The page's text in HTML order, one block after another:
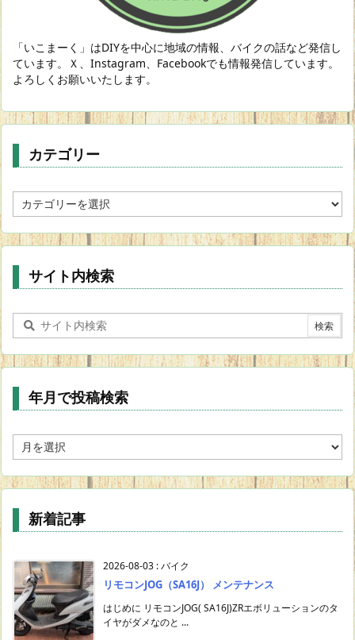
「いこまーく」はDIYを中心に地域の情報、バイクの話など発信し
ています。Ｘ、Instagram、Facebookでも情報発信しています。
よろしくお願いいたします。
カテゴリー
テ
ゴ
リ
ー
サイト内検索
年月で投稿検索
月
で
投
稿
索
新着記事
2026-08-03 :バイク
リモコンJOG（SA16J） メンテナンス
はじめに リモコンJOG( SA16J)ZRエボリューションのタ
イヤがダメなのと ...